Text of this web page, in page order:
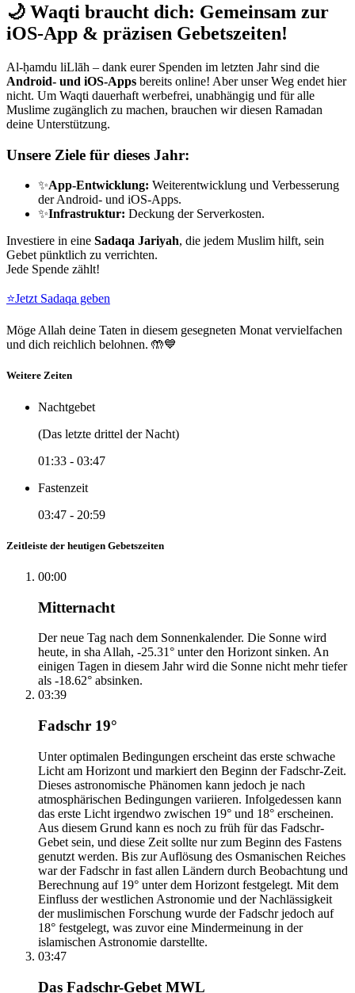
🌙 Waqti braucht dich: Gemeinsam zur
iOS-App & präzisen Gebetszeiten!
Al-ḥamdu liLlāh – dank eurer Spenden im letzten Jahr sind die
Android- und iOS-Apps bereits online! Aber unser Weg endet hier
nicht. Um Waqti dauerhaft werbefrei, unabhängig und für alle
Muslime zugänglich zu machen, brauchen wir diesen Ramadan
deine Unterstützung.
Unsere Ziele für dieses Jahr:
✨App-Entwicklung: Weiterentwicklung und Verbesserung
der Android- und iOS-Apps.
✨Infrastruktur: Deckung der Serverkosten.
Investiere in eine Sadaqa Jariyah, die jedem Muslim hilft, sein
Gebet pünktlich zu verrichten.
Jede Spende zählt!
⭐Jetzt Sadaqa geben
Möge Allah deine Taten in diesem gesegneten Monat vervielfachen
und dich reichlich belohnen. 🤲💙
Weitere Zeiten
Nachtgebet
(Das letzte drittel der Nacht)
01:33 - 03:47
Fastenzeit
03:47 - 20:59
Zeitleiste der heutigen Gebetszeiten
00:00
Mitternacht
Der neue Tag nach dem Sonnenkalender. Die Sonne wird
heute, in sha Allah, -25.31° unter den Horizont sinken. An
einigen Tagen in diesem Jahr wird die Sonne nicht mehr tiefer
als -18.62° absinken.
03:39
Fadschr 19°
Unter optimalen Bedingungen erscheint das erste schwache
Licht am Horizont und markiert den Beginn der Fadschr-Zeit.
Dieses astronomische Phänomen kann jedoch je nach
atmosphärischen Bedingungen variieren. Infolgedessen kann
das erste Licht irgendwo zwischen 19° und 18° erscheinen.
Aus diesem Grund kann es noch zu früh für das Fadschr-
Gebet sein, und diese Zeit sollte nur zum Beginn des Fastens
genutzt werden. Bis zur Auflösung des Osmanischen Reiches
war der Fadschr in fast allen Ländern durch Beobachtung und
Berechnung auf 19° unter dem Horizont festgelegt. Mit dem
Einfluss der westlichen Astronomie und der Nachlässigkeit
der muslimischen Forschung wurde der Fadschr jedoch auf
18° festgelegt, was zuvor eine Mindermeinung in der
islamischen Astronomie darstellte.
03:47
Das Fadschr-Gebet MWL